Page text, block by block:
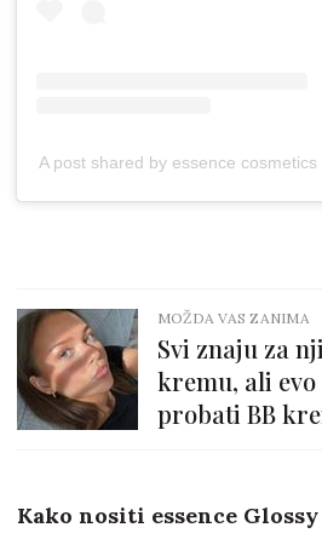
A post shared by essence
MOŽDA VAS ZANIMA
Svi znaju za
kremu, ali
probati BB
Kako nositi essence Glossy